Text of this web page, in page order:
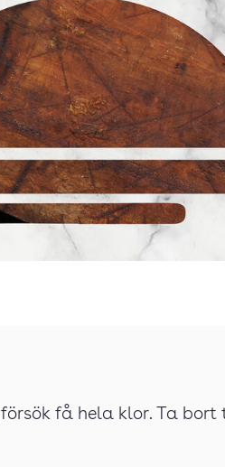
få hela klor. Ta bort